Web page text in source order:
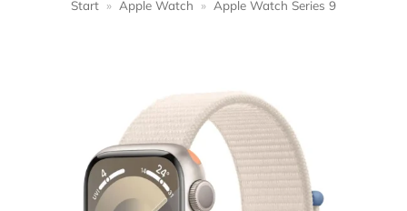
Start » Apple Watch » Apple Watch Series 9